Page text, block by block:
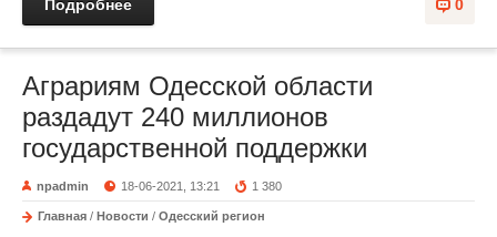
0
Подробнее
Аграриям Одесской области
раздадут 240 миллионов
государственной поддержки
npadmin 18-06-2021, 13:21 1 380
Главная / Новости / Одесский регион